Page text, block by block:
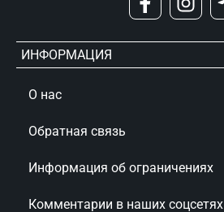
ИНФОРМАЦИЯ
О нас
Обратная связь
Информация об ограничениях
Комментарии в наших соцсетях